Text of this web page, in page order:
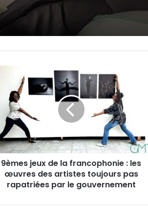
9èmes jeux de la francophonie : les
œuvres des artistes toujours pas
rapatriées par le gouvernement